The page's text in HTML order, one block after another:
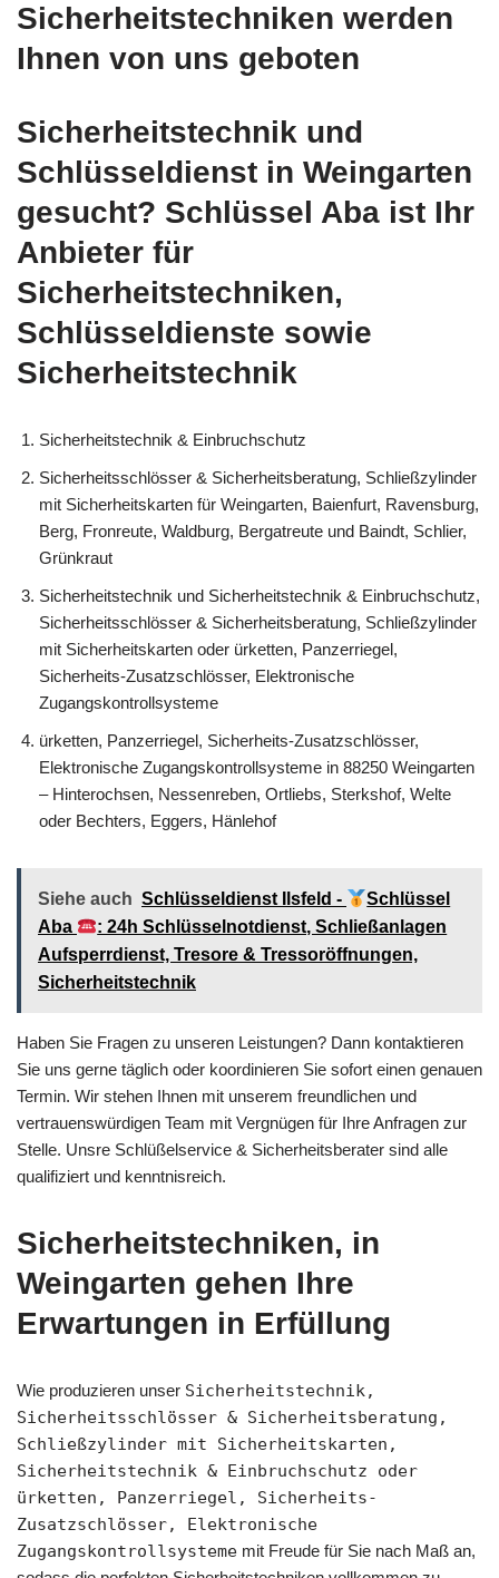
Sicherheitstechniken werden
Ihnen von uns geboten
Sicherheitstechnik und
Schlüsseldienst in Weingarten
gesucht? Schlüssel Aba ist Ihr
Anbieter für
Sicherheitstechniken,
Schlüsseldienste sowie
Sicherheitstechnik
Sicherheitstechnik & Einbruchschutz
Sicherheitsschlösser & Sicherheitsberatung, Schließzylinder
mit Sicherheitskarten für Weingarten, Baienfurt, Ravensburg,
Berg, Fronreute, Waldburg, Bergatreute und Baindt, Schlier,
Grünkraut
Sicherheitstechnik und Sicherheitstechnik & Einbruchschutz,
Sicherheitsschlösser & Sicherheitsberatung, Schließzylinder
mit Sicherheitskarten oder ürketten, Panzerriegel,
Sicherheits-Zusatzschlösser, Elektronische
Zugangskontrollsysteme
ürketten, Panzerriegel, Sicherheits-Zusatzschlösser,
Elektronische Zugangskontrollsysteme in 88250 Weingarten
– Hinterochsen, Nessenreben, Ortliebs, Sterkshof, Welte
oder Bechters, Eggers, Hänlehof
Siehe auch Schlüsseldienst Ilsfeld -
Schlüssel
Aba
: 24h Schlüsselnotdienst, Schließanlagen
Aufsperrdienst, Tresore & Tressoröffnungen,
Sicherheitstechnik
Haben Sie Fragen zu unseren Leistungen? Dann kontaktieren
Sie uns gerne täglich oder koordinieren Sie sofort einen genauen
Termin. Wir stehen Ihnen mit unserem freundlichen und
vertrauenswürdigen Team mit Vergnügen für Ihre Anfragen zur
Stelle. Unsre Schlüßelservice & Sicherheitsberater sind alle
qualifiziert und kenntnisreich.
Sicherheitstechniken, in
Weingarten gehen Ihre
Erwartungen in Erfüllung
Wie produzieren unser Sicherheitstechnik,
Sicherheitsschlösser & Sicherheitsberatung,
Schließzylinder mit Sicherheitskarten,
Sicherheitstechnik & Einbruchschutz oder
ürketten, Panzerriegel, Sicherheits-
Zusatzschlösser, Elektronische
Zugangskontrollsysteme mit Freude für Sie nach Maß an,